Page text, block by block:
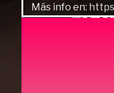
Más info en: